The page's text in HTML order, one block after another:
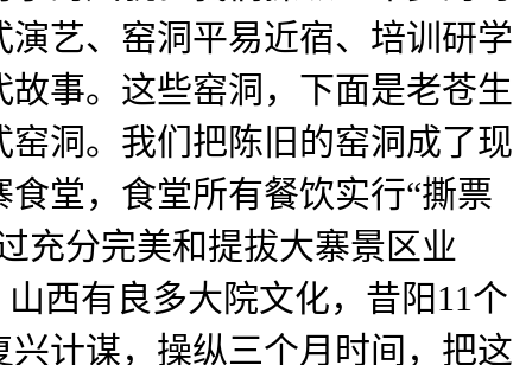
艺、窑洞平易近宿、培训研学
事。这些窑洞，下面是老苍生
洞。我们把陈旧的窑洞成了现
堂，食堂所有餐饮实行“撕票
充分完美和提拔大寨景区业
西有良多大院文化，昔阳11个
计谋，操纵三个月时间，把这